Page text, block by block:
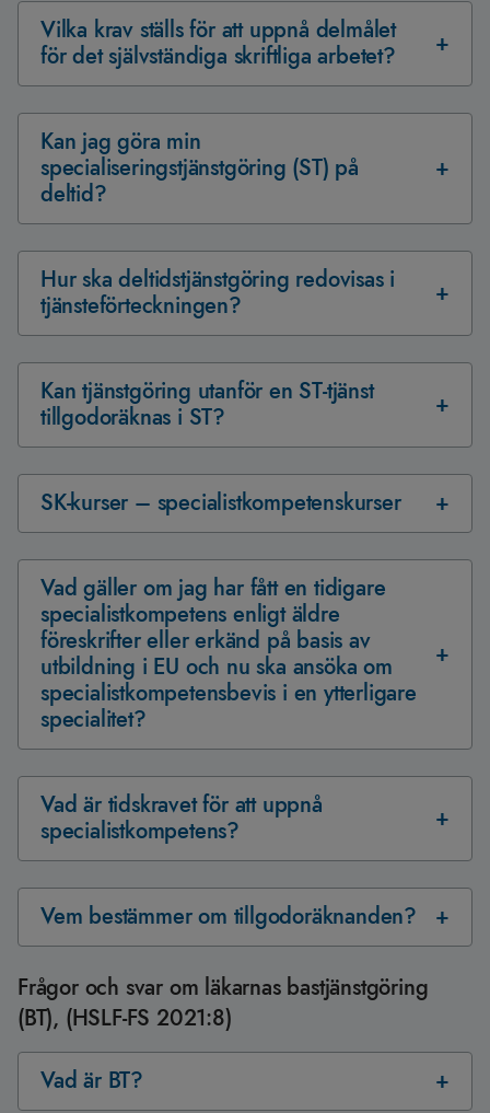
Vilka krav ställs för att uppnå delmålet
för det självständiga skriftliga arbetet?
Kan jag göra min
specialiseringstjänstgöring (ST) på
deltid?
Hur ska deltidstjänstgöring redovisas i
tjänsteförteckningen?
Kan tjänstgöring utanför en ST-tjänst
tillgodoräknas i ST?
SK-kurser – specialistkompetenskurser
Vad gäller om jag har fått en tidigare
specialistkompetens enligt äldre
föreskrifter eller erkänd på basis av
utbildning i EU och nu ska ansöka om
specialistkompetensbevis i en ytterligare
specialitet?
Vad är tidskravet för att uppnå
specialistkompetens?
Vem bestämmer om tillgodoräknanden?
Frågor och svar om läkarnas bastjänstgöring
(BT), (HSLF-FS 2021:8)
Vad är BT?